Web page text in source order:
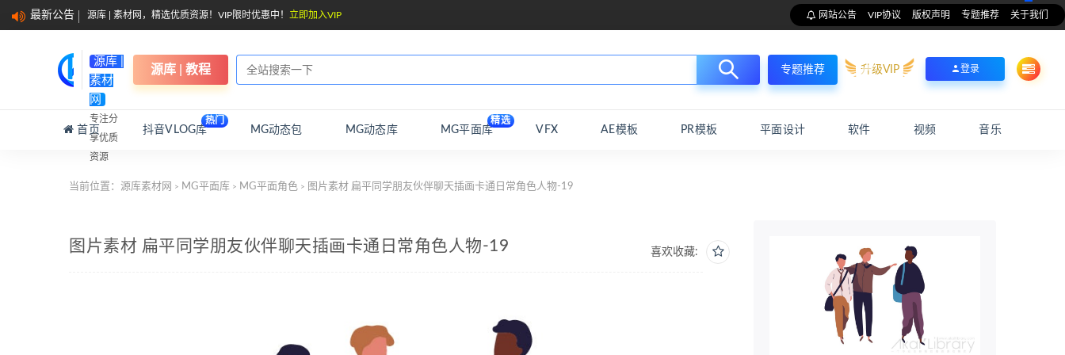
最新公告 源库 | 素材网，精选优质资源！VIP限时优惠中！ 立即加入VIP 网站公告 VIP协议 版权声明 专题推荐 关于我们
源库 |
素材
网
专注分
享优质
资源
源库 | 教程 专题推荐 升级VIP 登录
首页 抖音VLOG库
热门
MG动态包 MG动态库 MG平面库
精选
VFX AE模板 PR模板 平面设计 软件 视频 音乐
当前位置： 源库素材网 > MG平面库 > MG平面角色 > 图片素材 扁平同学朋友伙伴聊天插画卡通日常角色人物-19
喜欢收藏:
图片素材 扁平同学朋友伙伴聊天插画卡通日常角色人物-19